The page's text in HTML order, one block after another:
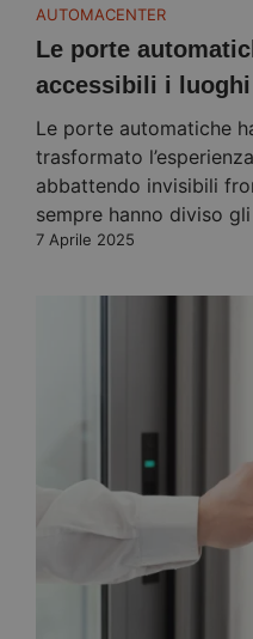
AUTOMACENTER
Le porte
accessibili i
Le porte automatiche
trasformato
abbattendo invisibili
sempre hanno diviso
7 Aprile 2025